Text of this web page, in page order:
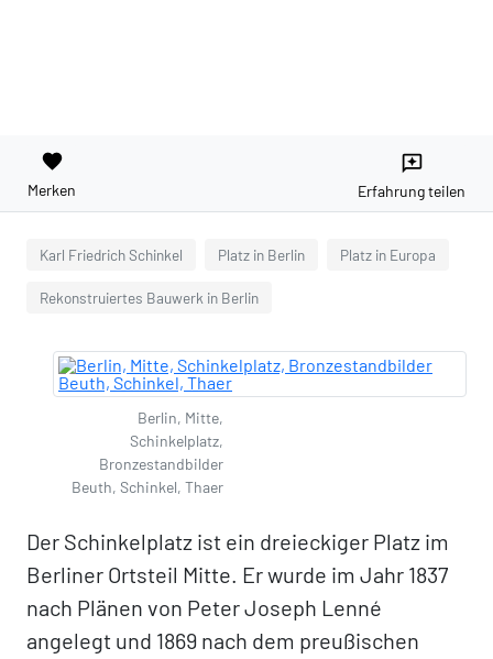
favorite
Merken
reviews
Erfahrung teilen
Karl Friedrich Schinkel Platz in Berlin Platz in Europa
Rekonstruiertes Bauwerk in Berlin
Berlin, Mitte,
Schinkelplatz,
Bronzestandbilder
Beuth, Schinkel, Thaer
Der Schinkelplatz ist ein dreieckiger Platz im
Berliner Ortsteil Mitte. Er wurde im Jahr 1837
nach Plänen von Peter Joseph Lenné
angelegt und 1869 nach dem preußischen